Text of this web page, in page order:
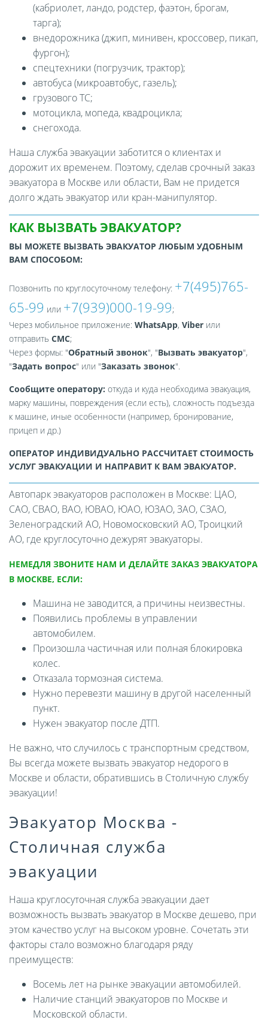
(кабриолет, ландо, родстер, фаэтон, брогам,
тарга);
внедорожника (джип, минивен, кроссовер, пикап,
фургон);
спецтехники (погрузчик, трактор);
автобуса (микроавтобус, газель);
грузового ТС;
мотоцикла, мопеда, квадроцикла;
снегохода.
Наша служба эвакуации заботится о клиентах и
дорожит их временем. Поэтому, сделав срочный заказ
эвакуатора в Москве или области, Вам не придется
долго ждать эвакуатор или кран-манипулятор.
КАК ВЫЗВАТЬ ЭВАКУАТОР?
ВЫ МОЖЕТЕ ВЫЗВАТЬ ЭВАКУАТОР ЛЮБЫМ УДОБНЫМ
ВАМ СПОСОБОМ:
Позвонить по круглосуточному телефону: +7(495)765-
65-99 или +7(939)000-19-99;
Через мобильное приложение: WhatsApp, Viber или
отправить СМС;
Через формы: "Обратный звонок", "Вызвать эвакуатор",
"Задать вопрос" или "Заказать звонок".
Сообщите оператору: откуда и куда необходима эвакуация,
марку машины, повреждения (если есть), сложность подъезда
к машине, иные особенности (например, бронирование,
прицеп и др.)
ОПЕРАТОР ИНДИВИДУАЛЬНО РАССЧИТАЕТ СТОИМОСТЬ
УСЛУГ ЭВАКУАЦИИ И НАПРАВИТ К ВАМ ЭВАКУАТОР.
Автопарк эвакуаторов расположен в Москве: ЦАО,
САО, СВАО, ВАО, ЮВАО, ЮАО, ЮЗАО, ЗАО, СЗАО,
Зеленоградский АО, Новомосковский АО, Троицкий
АО, где круглосуточно дежурят эвакуаторы.
НЕМЕДЛЯ ЗВОНИТЕ НАМ И ДЕЛАЙТЕ ЗАКАЗ ЭВАКУАТОРА
В МОСКВЕ, ЕСЛИ:
Машина не заводится, а причины неизвестны.
Появились проблемы в управлении
автомобилем.
Произошла частичная или полная блокировка
колес.
Отказала тормозная система.
Нужно перевезти машину в другой населенный
пункт.
Нужен эвакуатор после ДТП.
Не важно, что случилось с транспортным средством,
Вы всегда можете вызвать эвакуатор недорого в
Москве и области, обратившись в Столичную службу
эвакуации!
Эвакуатор Москва -
Столичная служба
эвакуации
Наша круглосуточная служба эвакуации дает
возможность вызвать эвакуатор в Москве дешево, при
этом качество услуг на высоком уровне. Сочетать эти
факторы стало возможно благодаря ряду
преимуществ:
Восемь лет на рынке эвакуации автомобилей.
Наличие станций эвакуаторов по Москве и
Московской области.